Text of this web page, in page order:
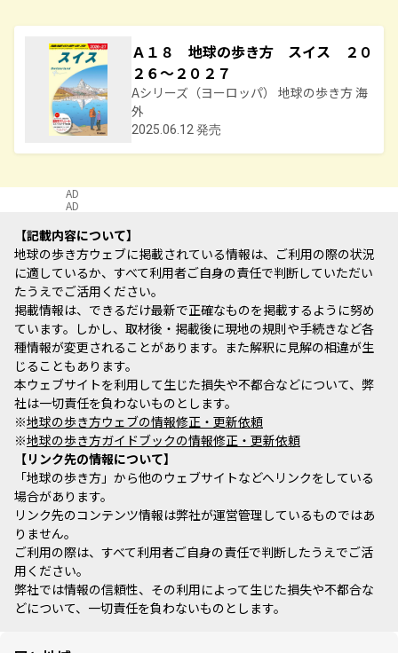
Ａ１８ 地球の歩き方 スイス ２０
２６～２０２７
Aシリーズ（ヨーロッパ） 地球の歩き方 海
外
2025.06.12 発売
AD
AD
記載内容について
地球の歩き方ウェブに掲載されている情報は、ご利用の際の状況
に適しているか、すべて利用者ご自身の責任で判断していただい
たうえでご活用ください。
掲載情報は、できるだけ最新で正確なものを掲載するように努め
ています。しかし、取材後・掲載後に現地の規則や手続きなど各
種情報が変更されることがあります。また解釈に見解の相違が生
じることもあります。
本ウェブサイトを利用して生じた損失や不都合などについて、弊
社は一切責任を負わないものとします。
※地球の歩き方ウェブの情報修正・更新依頼
※地球の歩き方ガイドブックの情報修正・更新依頼
リンク先の情報について
「地球の歩き方」から他のウェブサイトなどへリンクをしている
場合があります。
リンク先のコンテンツ情報は弊社が運営管理しているものではあ
りません。
ご利用の際は、すべて利用者ご自身の責任で判断したうえでご活
用ください。
弊社では情報の信頼性、その利用によって生じた損失や不都合な
どについて、一切責任を負わないものとします。